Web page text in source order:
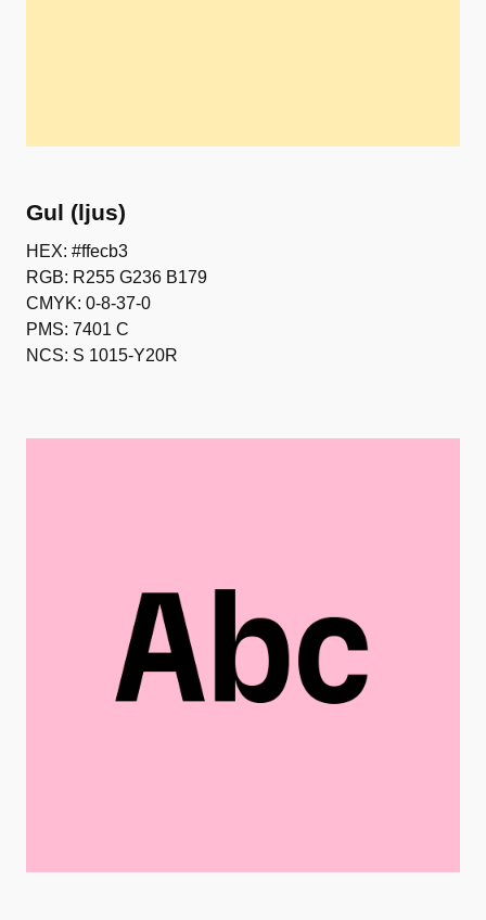
Gul (ljus)
HEX: #ffecb3
RGB: R255 G236 B179
CMYK: 0-8-37-0
PMS: 7401 C
NCS: S 1015-Y20R